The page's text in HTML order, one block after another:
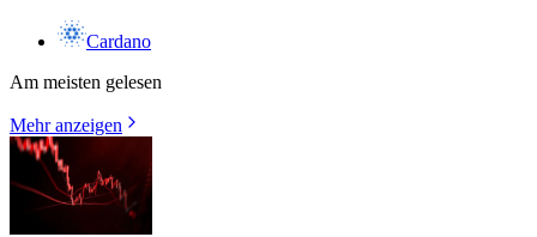
Cardano
Am meisten gelesen
Mehr anzeigen